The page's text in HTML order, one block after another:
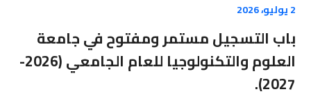
2 يوليو، 2026
باب التسجيل مستمر ومفتوح في جامعة
العلوم والتكنولوجيا للعام الجامعي (2026-
2027).